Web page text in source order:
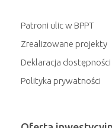
Patroni ulic w BPPT
Zrealizowane projekty
Deklaracja dostępności
Polityka prywatności